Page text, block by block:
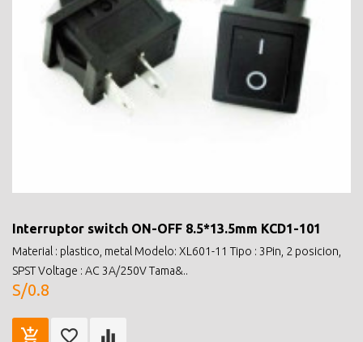
Interruptor switch ON-OFF 8.5*13.5mm KCD1-101
Material : plastico, metal Modelo: XL601-11 Tipo : 3Pin, 2 posicion,
SPST Voltage : AC 3A/250V Tama&..
S/0.8